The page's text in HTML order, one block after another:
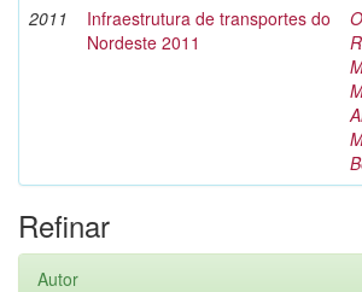
2011
Infraestrutura de transportes do
Nordeste 2011
Refinar
Autor